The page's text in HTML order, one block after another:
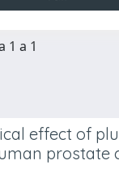
1 a 1
effect of
prostate